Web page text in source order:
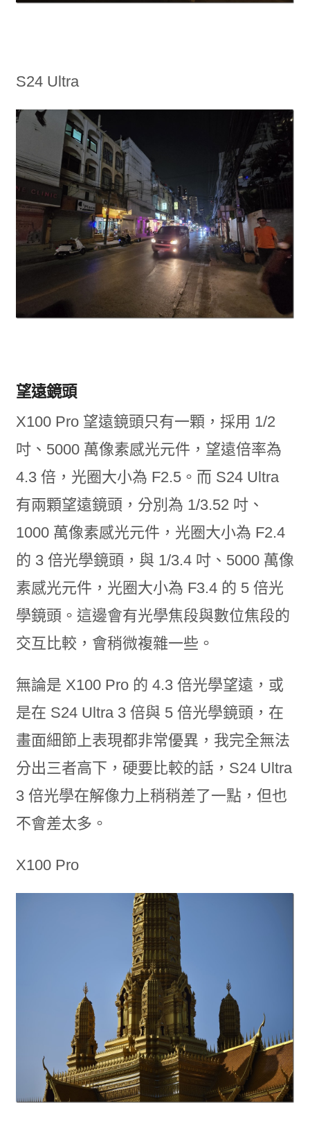
S24 Ultra
望遠鏡頭
X100 Pro 望遠鏡頭只有一顆，採用 1/2
吋、5000 萬像素感光元件，望遠倍率為
4.3 倍，光圈大小為 F2.5。而 S24 Ultra
有兩顆望遠鏡頭，分別為 1/3.52 吋、
1000 萬像素感光元件，光圈大小為 F2.4
的 3 倍光學鏡頭，與 1/3.4 吋、5000 萬像
素感光元件，光圈大小為 F3.4 的 5 倍光
學鏡頭。這邊會有光學焦段與數位焦段的
交互比較，會稍微複雜一些。
無論是 X100 Pro 的 4.3 倍光學望遠，或
是在 S24 Ultra 3 倍與 5 倍光學鏡頭，在
畫面細節上表現都非常優異，我完全無法
分出三者高下，硬要比較的話，S24 Ultra
3 倍光學在解像力上稍稍差了一點，但也
不會差太多。
X100 Pro